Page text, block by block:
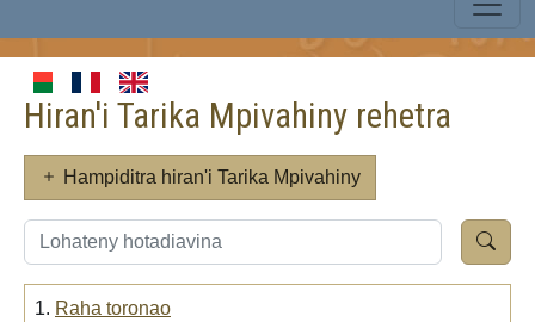
Hiran'i Tarika Mpivahiny rehetra
Hampiditra hiran'i Tarika Mpivahiny
1. Raha toronao